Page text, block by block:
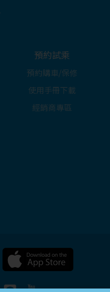
預約試乘
預約購車/保修
使用手冊下載
經銷商專區